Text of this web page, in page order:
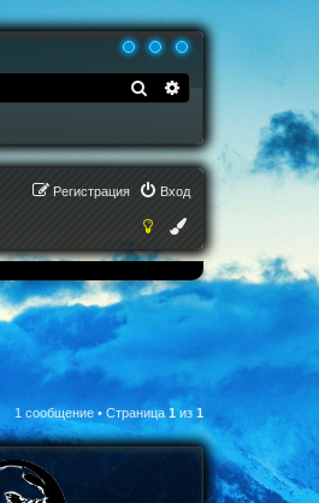
Поиск Расширенный
Вход
Регистрация
1 сообщение • Страница1 из 1